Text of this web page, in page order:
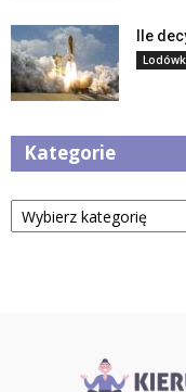
Ile
Kategorie
Kategorie